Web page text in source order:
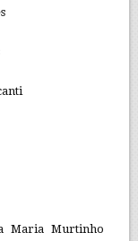
Maria Murtinho